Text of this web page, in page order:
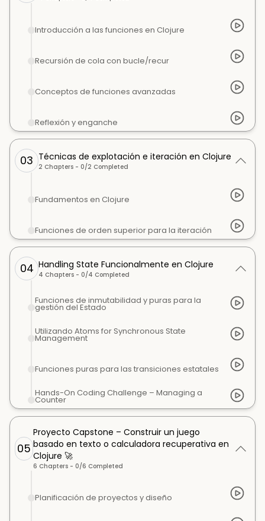
Introducción a las funciones en Clojure
Recursión de cola con bucle/recur
Conceptos de funciones avanzadas
Reflexión y enganche
03 Técnicas de explotación e iteración en Clojure
2 Chapters - 0/2 Completed
Fundamentos en Clojure
Funciones de orden superior para la iteración
04 Handling State Funcionalmente en Clojure
4 Chapters - 0/4 Completed
Funciones de inmutabilidad y puras para la
gestión del Estado
Utilizando Atoms for Synchronous State
Management
Funciones puras para las transiciones estatales
Hands-On Coding Challenge – Managing a
Counter
05
Proyecto Capstone – Construir un juego
basado en texto o calculadora recuperativa en
Clojure 🚀
6 Chapters - 0/6 Completed
Planificación de proyectos y diseño